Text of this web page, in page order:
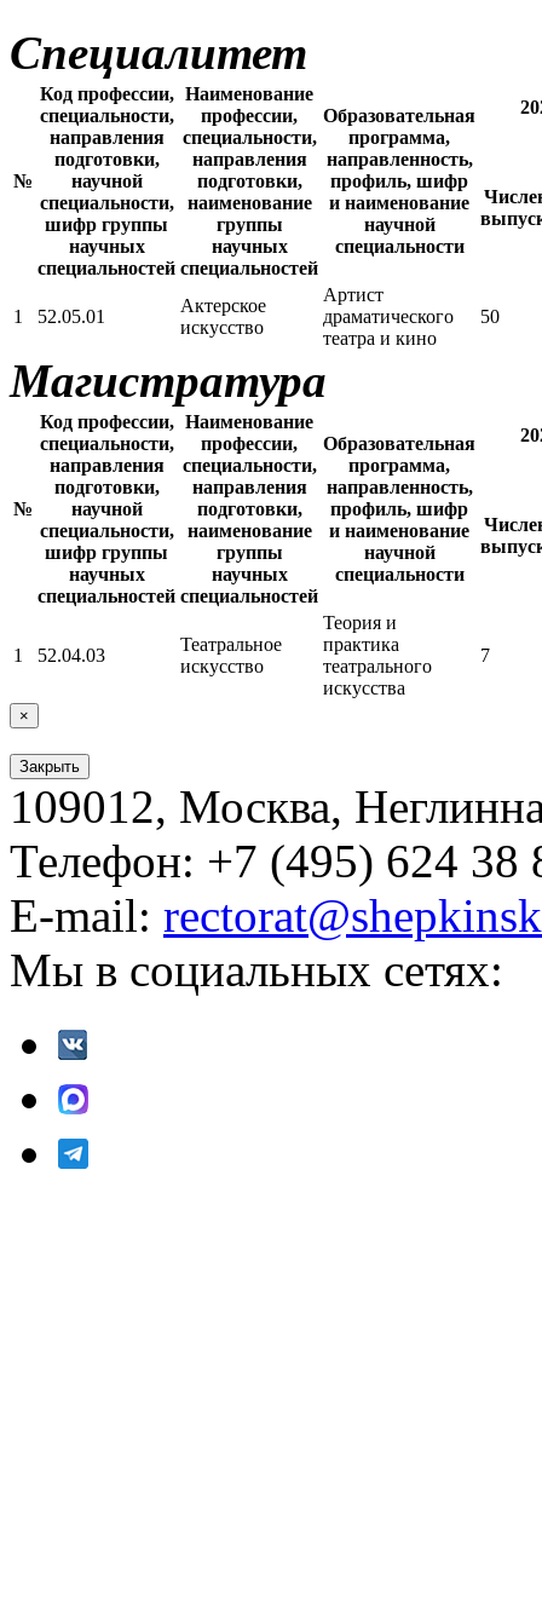
Специалитет
№
Код профессии,
специальности,
направления
подготовки,
научной
специальности,
шифр группы
научных
специальностей
Наименование
профессии,
специальности,
направления
подготовки,
наименование
группы
научных
специальностей
Образовательная
программа,
направленность,
профиль, шифр
и наименование
научной
специальности
1 52.05.01
Актерское
искусство
Артист
драматического
театра и кино
50
Магистратура
№
Код профессии,
специальности,
направления
подготовки,
научной
специальности,
шифр группы
научных
специальностей
Наименование
профессии,
специальности,
направления
подготовки,
наименование
группы
научных
специальностей
Образовательная
программа,
направленность,
профиль, шифр
и наименование
научной
специальности
1 52.04.03
Театральное
искусство
Теория и
практика
театрального
искусства
7
×
Закрыть
109012, Москва,
Телефон: +7 (495) 624 38
E-mail:
Мы в социальных сетях: